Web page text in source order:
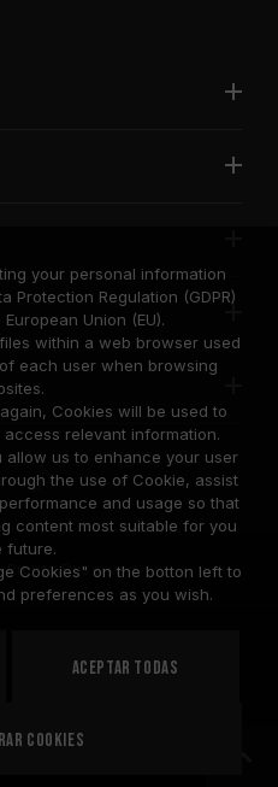
Reserved.
United
your personal information
Protection Regulation (GDPR)
Union (EU).
within a web browser used
each user when browsing
Cookies will be used to
relevant information.
allow us to enhance your user
the use of Cookie, assist
and usage so that
content most suitable for you
future.
Cookies" on the botton left to
preferences as you wish.
Aceptar todas
cookies